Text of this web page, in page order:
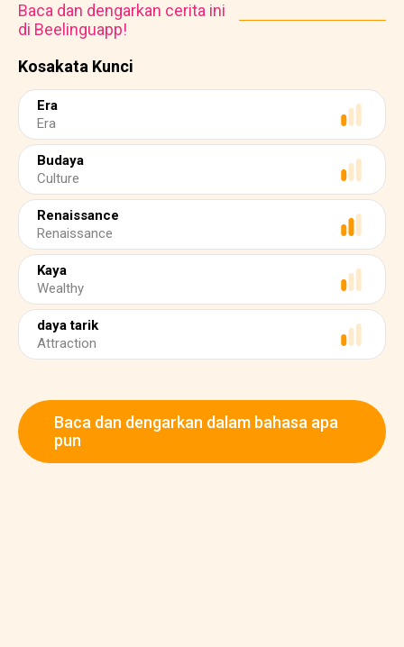
Kosakata Kunci
Era
Era
Budaya
Culture
Renaissance
Renaissance
Kaya
Wealthy
daya tarik
Attraction
Baca dan dengarkan cerita ini
di Beelinguapp!
Baca dan dengarkan dalam bahasa apa
pun